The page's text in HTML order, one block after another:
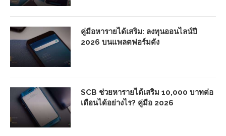
คู่มือหารายได้เสริม: ลงทุนออนไลน์ปี
2026 บนแพลตฟอร์มดัง
SCB ช่วยหารายได้เสริม 10,000 บาทต่อ
เดือนได้อย่างไร? คู่มือ 2026